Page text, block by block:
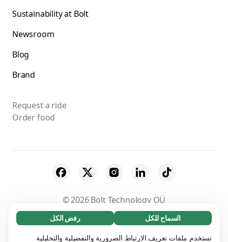
ضروري (65)
تساعد ملفات تعريف الارتباط الضرورية في جعل موقعنا
الاطلاع على المزيد
السماح للكل رفض الكل
نستخدم ملفات تعريف الارتباط الضرورية والتفضيلية والتحليلية
Sustainability at Bolt
Newsroom
Blog
Brand
Request a ride
Order food
© 2026 Bolt Technology OÜ
Suppliers Terms & Conditions
Privacy